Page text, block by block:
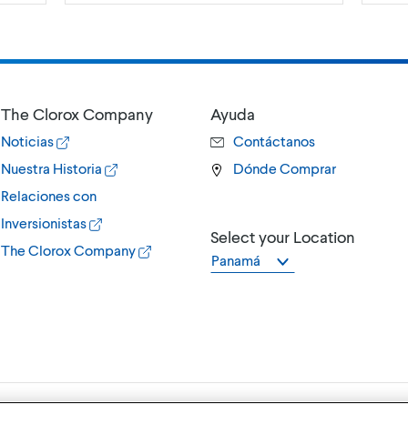
The Clorox Company
Noticias
Nuestra Historia
Relaciones con
Inversionistas
The Clorox Company
Ayuda
Contáctanos
Dónde Comprar
Select your Location
Panamá